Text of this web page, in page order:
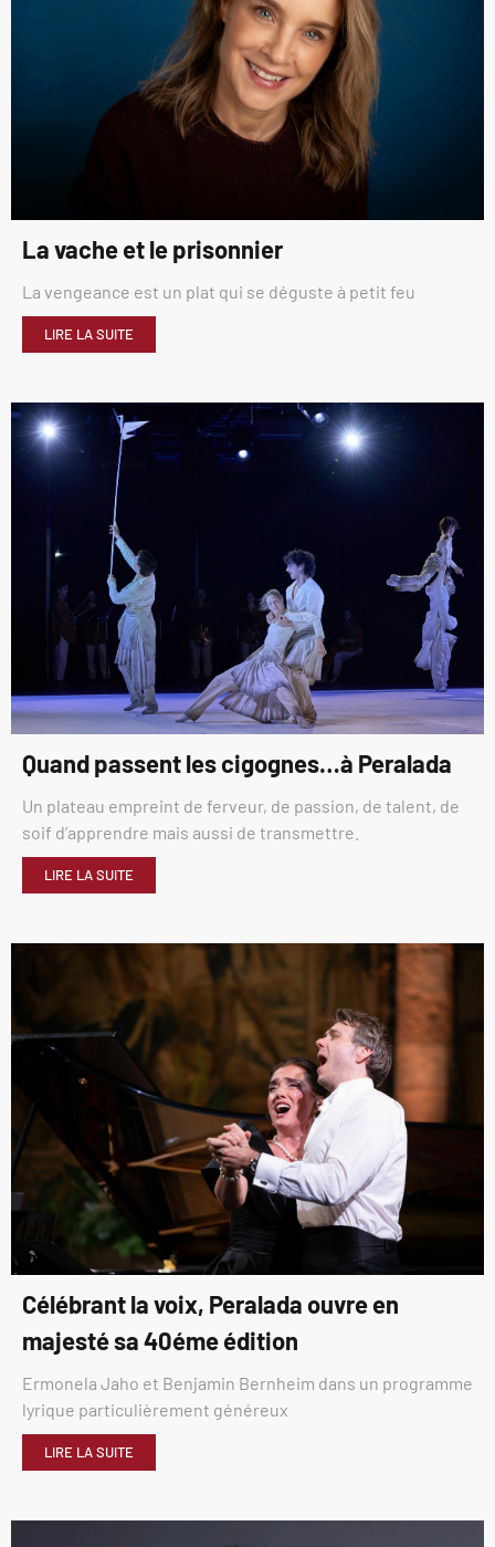
La vache et le prisonnier
La vengeance est un plat qui se déguste à petit feu
LIRE LA SUITE
Quand passent les cigognes…à Peralada
Un plateau empreint de ferveur, de passion, de talent, de
soif d’apprendre mais aussi de transmettre.
LIRE LA SUITE
Célébrant la voix, Peralada ouvre en
majesté sa 40éme édition
Ermonela Jaho et Benjamin Bernheim dans un programme
lyrique particulièrement généreux
LIRE LA SUITE